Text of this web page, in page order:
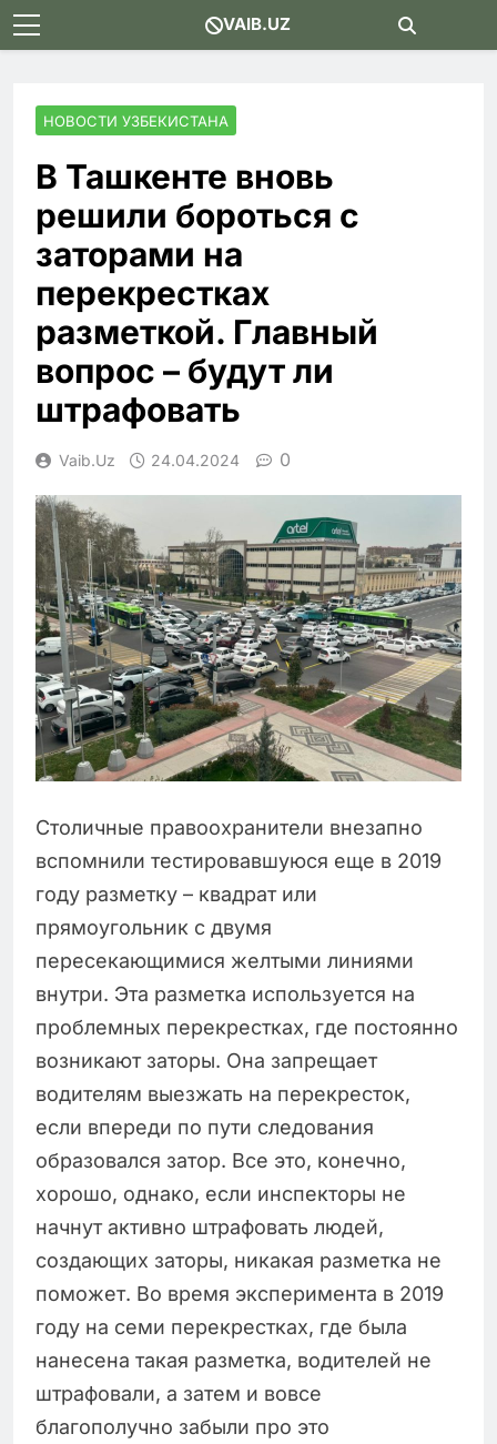
Skip
to
VAIB.UZ
НОВОСТИ УЗБЕКИСТАНА
В Ташкенте вновь
решили бороться с
заторами на
перекрестках
разметкой. Главный
вопрос – будут ли
штрафовать
Vaib.uz 24.04.2024 0
Столичные правоохранители внезапно
вспомнили тестировавшуюся еще в 2019
году разметку – квадрат или
прямоугольник с двумя
пересекающимися желтыми линиями
внутри. Эта разметка используется на
проблемных перекрестках, где постоянно
возникают заторы. Она запрещает
водителям выезжать на перекресток,
если впереди по пути следования
образовался затор. Все это, конечно,
хорошо, однако, если инспекторы не
начнут активно штрафовать людей,
создающих заторы, никакая разметка не
поможет. Во время эксперимента в 2019
году на семи перекрестках, где была
нанесена такая разметка, водителей не
штрафовали, а затем и вовсе
благополучно забыли про это